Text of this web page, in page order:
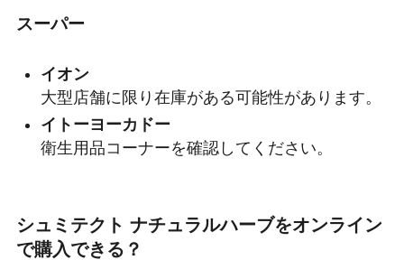
スーパー
イオン
大型店舗に限り在庫がある可能性があります。
イトーヨーカドー
衛生用品コーナーを確認してください。
シュミテクト ナチュラルハーブをオンライン
で購入できる？